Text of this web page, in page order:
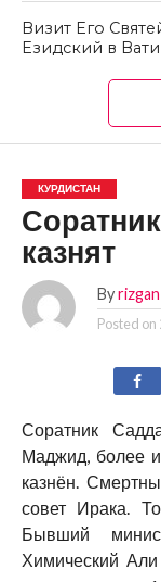
Визит Его
Езидский в
КУРДИСТАН
казнят
By rizgan
Posted on
Соратник
Маджид, более
казнён.
совет Ирака.
Бывший
Химический